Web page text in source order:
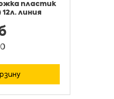
пластик
линия